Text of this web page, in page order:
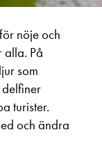
nöje och
alla. På
som
turister.
och ändra